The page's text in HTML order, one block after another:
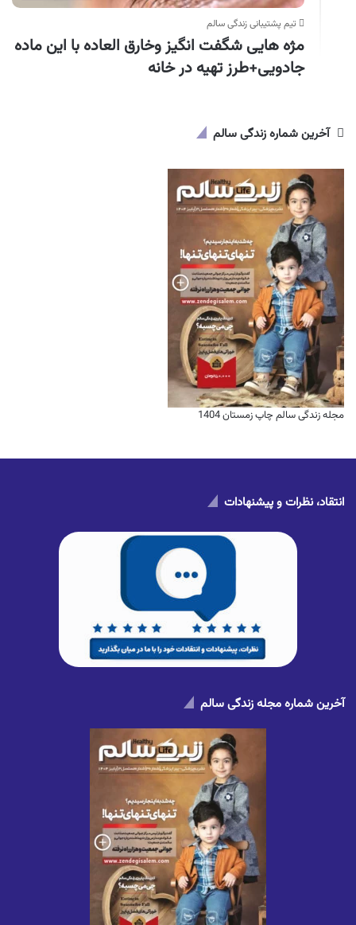
تیم پشتیبانی زندگی سالم
مژه هایی شگفت انگیز وخارق العاده با این ماده
جادویی+طرز تهیه در خانه
آخرین شماره زندگی سالم
مجله زندگی سالم چاپ زمستان 1404
انتقاد، نظرات و پیشنهادات
آخرین شماره مجله زندگی سالم